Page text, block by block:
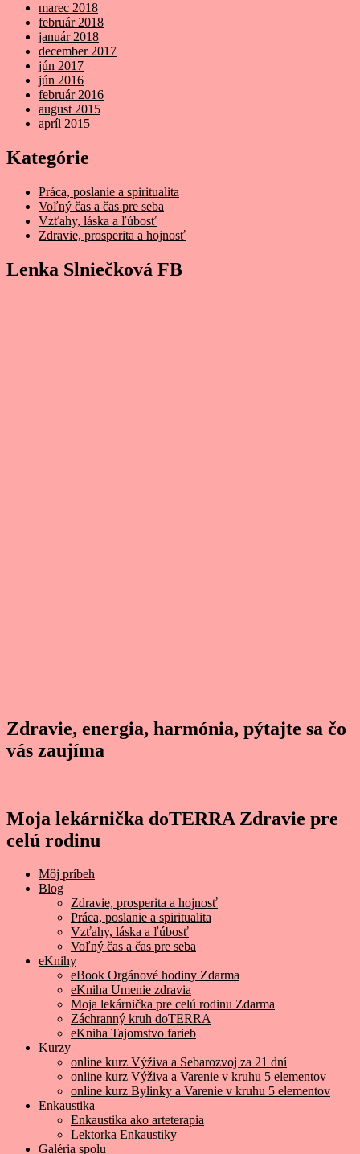
marec 2018
február 2018
január 2018
december 2017
jún 2017
jún 2016
február 2016
august 2015
apríl 2015
Kategórie
Práca, poslanie a spiritualita
Voľný čas a čas pre seba
Vzťahy, láska a ľúbosť
Zdravie, prosperita a hojnosť
Lenka Slniečková FB
Zdravie, energia, harmónia, pýtajte sa čo
vás zaujíma
Moja lekárnička doTERRA Zdravie pre
celú rodinu
Môj príbeh
Blog
Zdravie, prosperita a hojnosť
Práca, poslanie a spiritualita
Vzťahy, láska a ľúbosť
Voľný čas a čas pre seba
eKnihy
eBook Orgánové hodiny Zdarma
eKniha Umenie zdravia
Moja lekárnička pre celú rodinu Zdarma
Záchranný kruh doTERRA
eKniha Tajomstvo farieb
Kurzy
online kurz Výživa a Sebarozvoj za 21 dní
online kurz Výživa a Varenie v kruhu 5 elementov
online kurz Bylinky a Varenie v kruhu 5 elementov
Enkaustika
Enkaustika ako arteterapia
Lektorka Enkaustiky
Galéria spolu